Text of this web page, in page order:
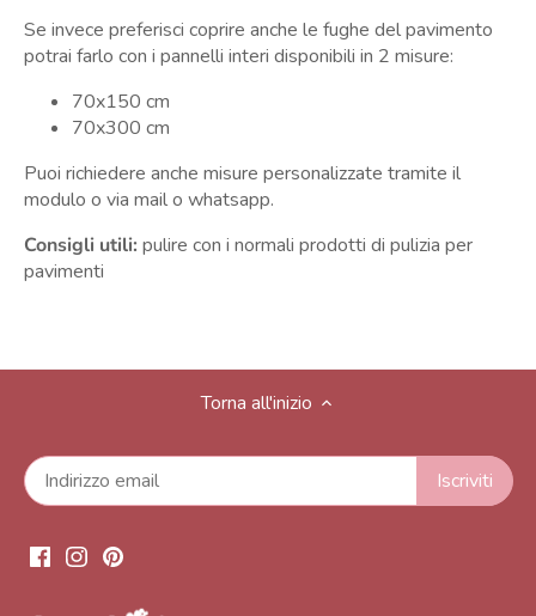
Se invece preferisci coprire anche le fughe del pavimento
potrai farlo con i pannelli interi disponibili in 2 misure:
70x150 cm
70x300 cm
Puoi richiedere anche misure personalizzate tramite il
modulo o via mail o whatsapp.
Consigli utili: pulire con i normali prodotti di pulizia per
pavimenti
Torna all'inizio